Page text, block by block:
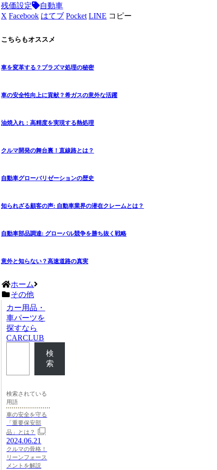
残価設定
自動車
X Facebook はてブ Pocket LINE コピー
こちらもオススメ
車を変革する？プラズマ処理の秘密
車の安全性向上に貢献？希ガスの意外な活躍
油焼入れ：高精度を実現する熱処理
クルマ開発の舞台裏！直線路とは？
自動車グローバリゼーションの歴史
知られざる顧客の声: 自動車業界の潜在クレームとは？
自動車部品調達: グローバル競争を勝ち抜く戦略
意外と知らない？高速道路の真実
ホーム
その他
カー用品・
車パーツを
探すなら
CARCLUB
検
索
検索されている
用語
車の安全を守る
「重要保安部
品」とは？
2024.06.21
クルマの骨格！
リーンフォース
メントを解説